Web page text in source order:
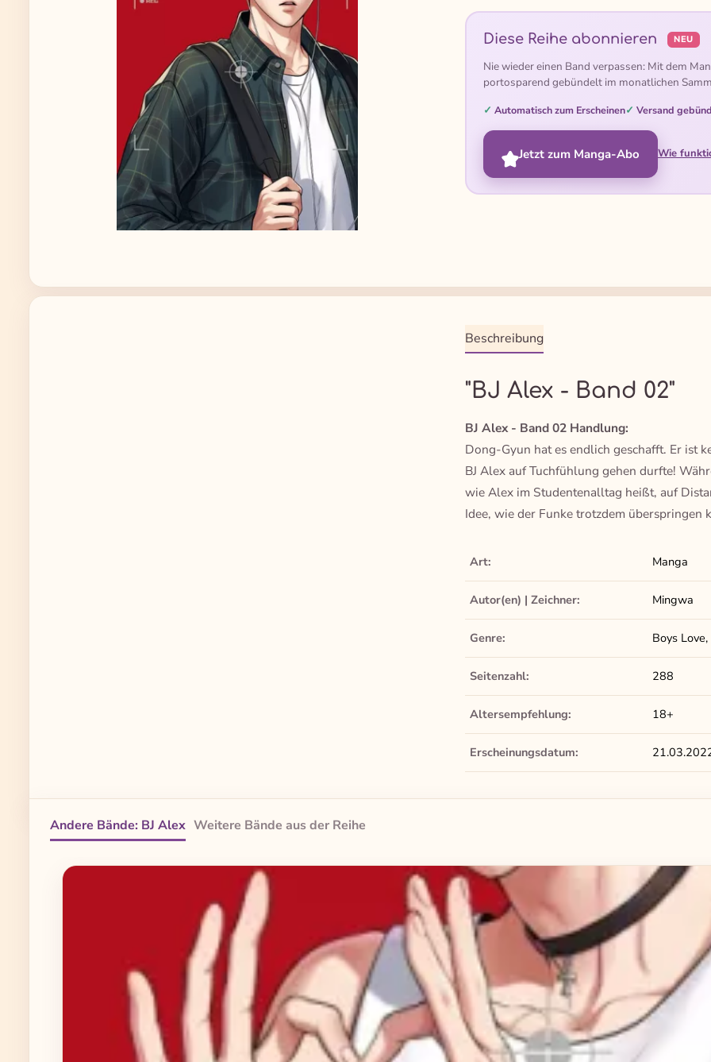
Diese Reihe abonnieren NEU
Nie wieder einen Band verpassen: Mit dem
portosparend gebündelt im monatlichen
Automatisch zum Erscheinen Versand
Jetzt zum Manga-Abo Wie
Beschreibung
"BJ Alex - Band 02"
BJ Alex - Band 02 Handlung:
Dong-Gyun hat es endlich geschafft. Er ist
BJ Alex auf Tuchfühlung gehen durfte!
wie Alex im Studentenalltag heißt, auf
Idee, wie der Funke trotzdem überspringen
Art: Manga
Autor(en) | Zeichner: Mingwa
Genre: Boys
Seitenzahl: 288
Altersempfehlung: 18+
Erscheinungsdatum:
Andere Bände: BJ Alex Weitere Bände aus der Reihe
Produktgalerie überspringen